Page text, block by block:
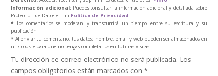
Información adicional:Puedes consultar la información adicional y detallada sobre
Protección de Datos en mi Política de Privacidad
* Los comentarios se moderan y transcurrirá un tiempo entre su escritura y su
publicación.
* Al enviar tu comentario, tus datos: nombre, email y web pueden ser almacenados en
una cookie para que no tengas completarlos en futuras visitas.
Tu dirección de correo electrónico no será publicada. Los
campos obligatorios están marcados con*